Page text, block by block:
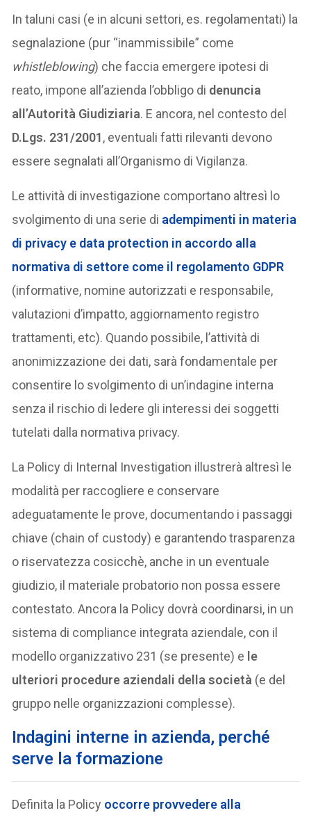
In taluni casi (e in alcuni settori, es. regolamentati) la
segnalazione (pur “inammissibile” come
whistleblowing) che faccia emergere ipotesi di
reato, impone all’azienda l’obbligo di denuncia
all’Autorità Giudiziaria. E ancora, nel contesto del
D.Lgs. 231/2001, eventuali fatti rilevanti devono
essere segnalati all’Organismo di Vigilanza.
Le attività di investigazione comportano altresì lo
svolgimento di una serie di adempimenti in materia
di privacy e data protection in accordo alla
normativa di settore come il regolamento GDPR
(informative, nomine autorizzati e responsabile,
valutazioni d’impatto, aggiornamento registro
trattamenti, etc). Quando possibile, l’attività di
anonimizzazione dei dati, sarà fondamentale per
consentire lo svolgimento di un’indagine interna
senza il rischio di ledere gli interessi dei soggetti
tutelati dalla normativa privacy.
La Policy di Internal Investigation illustrerà altresì le
modalità per raccogliere e conservare
adeguatamente le prove, documentando i passaggi
chiave (chain of custody) e garantendo trasparenza
o riservatezza cosicchè, anche in un eventuale
giudizio, il materiale probatorio non possa essere
contestato. Ancora la Policy dovrà coordinarsi, in un
sistema di compliance integrata aziendale, con il
modello organizzativo 231 (se presente) e le
ulteriori procedure aziendali della società (e del
gruppo nelle organizzazioni complesse).
Indagini interne in azienda, perché
serve la formazione
Definita la Policy occorre provvedere alla